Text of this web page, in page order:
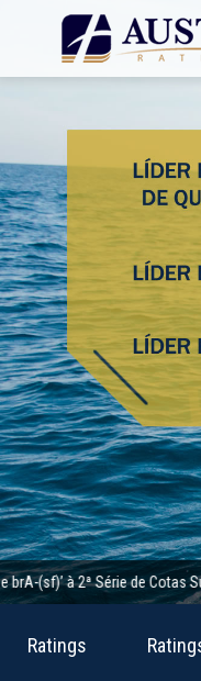
à 2ª Série de Cotas
Ratings